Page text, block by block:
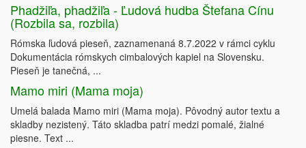
Phadžiľa, phadžiľa - Ľudová hudba Štefana Cínu
(Rozbila sa, rozbila)
Rómska ľudová pieseň, zaznamenaná 8.7.2022 v rámci cyklu
Dokumentácia rómskych cimbalových kapiel na Slovensku.
Pieseň je tanečná, ...
Mamo miri (Mama moja)
Umelá balada Mamo miri (Mama moja). Pôvodný autor textu a
skladby nezistený. Táto skladba patrí medzi pomalé, žialné
piesne. Text ...